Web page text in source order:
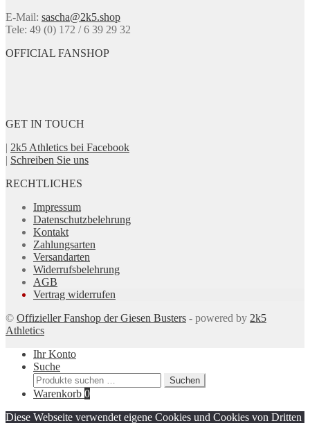
E-Mail: sascha@2k5.shop
Tele: 49 (0) 172 / 6 39 29 32
OFFICIAL FANSHOP
GET IN TOUCH
| 2k5 Athletics bei Facebook
| Schreiben Sie uns
RECHTLICHES
Impressum
Datenschutzbelehrung
Kontakt
Zahlungsarten
Versandarten
Widerrufsbelehrung
AGB
Vertrag widerrufen
© Offizieller Fanshop der Giesen Busters - powered by 2k5
Athletics
Ihr Konto
Suche
Suchen
nach:
Suchen
Warenkorb 0
Diese Webseite verwendet eigene Cookies und Cookies von Dritten